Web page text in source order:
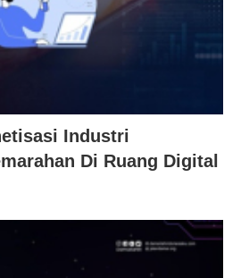
Industri
Di Ruang Digital